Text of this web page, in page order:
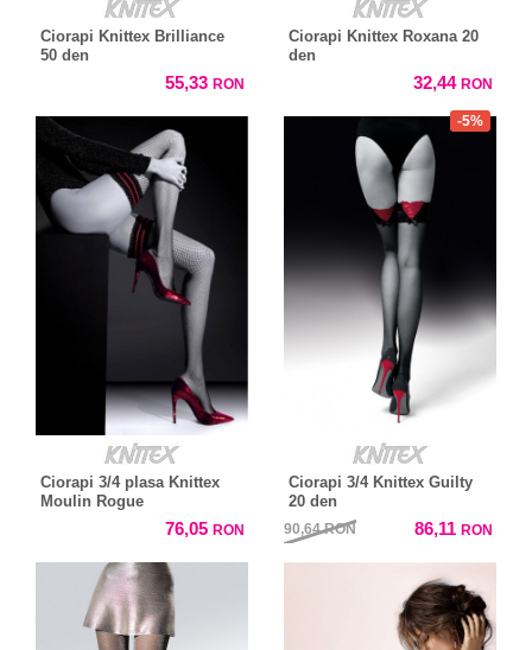
Ciorapi Knittex Brilliance
50 den
55,33 RON
Ciorapi Knittex Roxana 20
den
32,44 RON
Ciorapi 3/4 plasa Knittex
Moulin Rogue
76,05 RON
-5%
Ciorapi 3/4 Knittex Guilty
20 den
90,64RON 86,11 RON